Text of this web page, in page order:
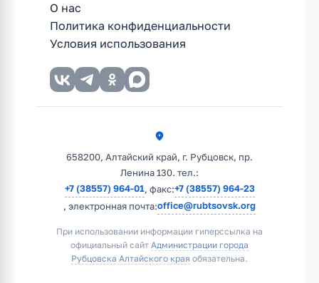
О нас
Политика конфиденциальности
Условия использования
658200, Алтайский край, г. Рубцовск, пр.
Ленина 130. тел.:
+7 (38557) 964-01, факс:+7 (38557) 964-23
, электронная почта:office@rubtsovsk.org
При использовании информации гиперссылка на
официальный сайт Администрации города
Рубцовска Алтайского края обязательна.